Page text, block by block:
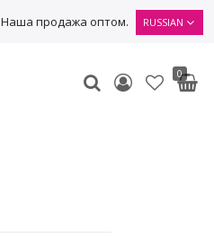
Наша продажа оптом. RUSSIAN
0